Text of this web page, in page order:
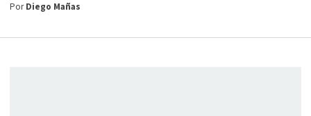
PorDiego Mañas